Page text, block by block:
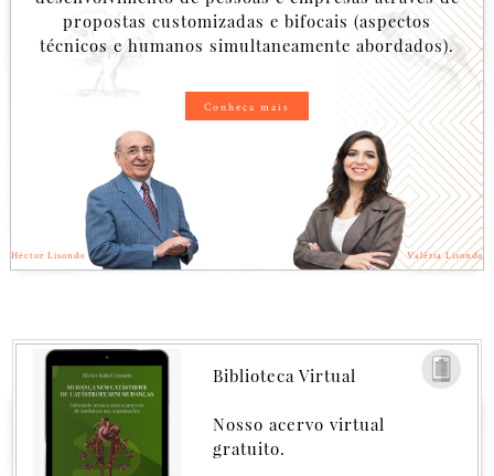
Héctor Lisondo
propostas customizadas e bifocais (aspectos
técnicos e humanos simultaneamente abordados).
Conheça mais
Valéria Lisondo
Biblioteca Virtual
Nosso acervo virtual
gratuito.